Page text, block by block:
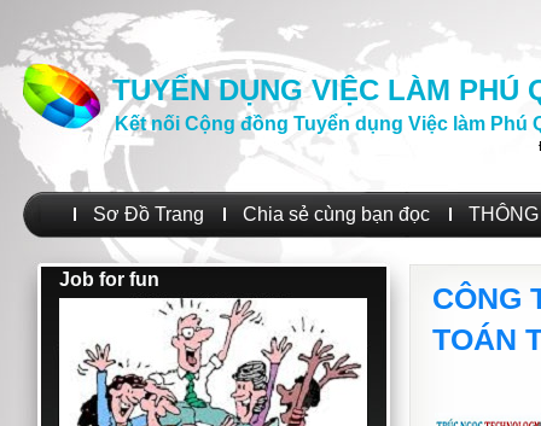
TUYỂN DỤNG VIỆC LÀM PHÚ
Kết nối Cộng đồng Tuyển dụng Việc làm Phú
Sơ Đồ Trang Chia sẻ cùng bạn đọc
Job for fun
CÔNG
TOÁN